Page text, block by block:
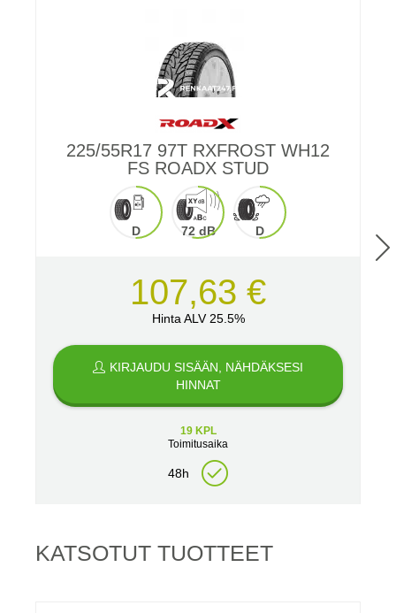
225/55R17 97T RXFROST WH12
FS ROADX STUD
D 72 dB D
107,63 €
Hinta ALV 25.5%
KIRJAUDU SISÄÄN, NÄHDÄKSESI
HINNAT
19 KPL
Toimitusaika
48h
KATSOTUT TUOTTEET